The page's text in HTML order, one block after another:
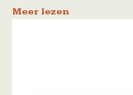
Meer lezen